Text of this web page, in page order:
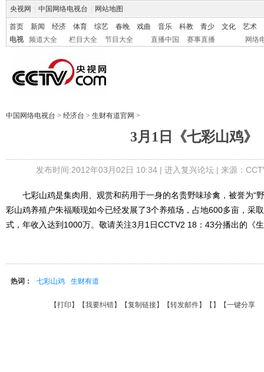
央视网 中国网络电视台 网站地图
首页 新闻 经济 体育 综艺 春晚 戏曲 音乐 科教 青少 文化
艺术
电视
频道大全 栏目大全 节目大全 直播中国 赛事直播 网络
中国网络电视台 > 经济台 > 生财有道官网 >
3月1日《七彩山鸡》
发布时间:2012年03月02日 10:34 | 进入复兴论坛| 来源：
七彩山鸡是集肉用、观赏和药用于一身的名贵野味珍禽，被誉为“野
彩山鸡养殖户朱福顺现如今已经发展了3个养殖场，占地600多亩，采
式，年收入达到1000万。敬请关注3月1日CCTV2 18：43分播出的
热词： 七彩山鸡 生财有道
【打印 】【我要纠错】【复制链接】【转发邮件】【 】 【一键分享